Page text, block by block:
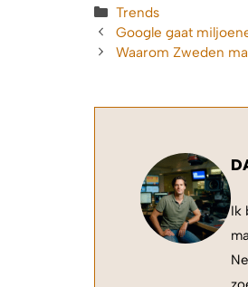
Categorieën
Trends
Google gaat
Waarom Zweden
Ik